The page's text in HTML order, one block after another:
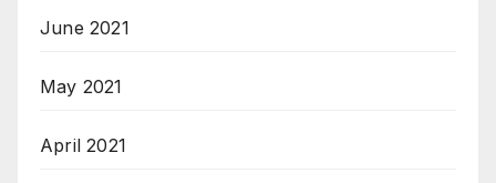
June 2021
May 2021
April 2021